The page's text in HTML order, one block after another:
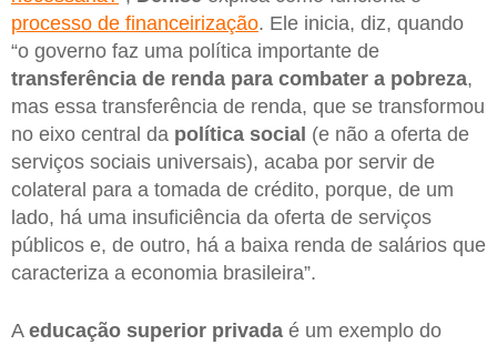
processo de financeirização. Ele inicia, diz, quando
“o governo faz uma política importante de
transferência de renda para combater a pobreza,
mas essa transferência de renda, que se transformou
no eixo central da política social (e não a oferta de
serviços sociais universais), acaba por servir de
colateral para a tomada de crédito, porque, de um
lado, há uma insuficiência da oferta de serviços
públicos e, de outro, há a baixa renda de salários que
caracteriza a economia brasileira”.
A educação superior privada é um exemplo do